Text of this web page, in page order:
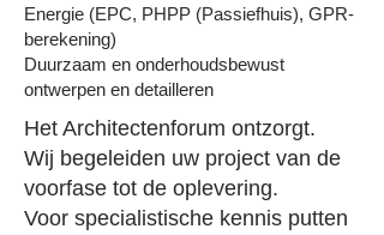
Het Architectenforum ontzorgt.
Wij begeleiden uw project van de
voorfase tot de oplevering.
Voor specialistische kennis putten
Energie (EPC, PHPP (Passiefhuis), GPR-
berekening)
Duurzaam en onderhoudsbewust
ontwerpen en detailleren